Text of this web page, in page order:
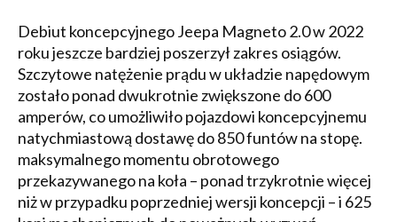
Debiut koncepcyjnego Jeepa Magneto 2.0 w 2022
roku jeszcze bardziej poszerzył zakres osiągów.
Szczytowe natężenie prądu w układzie napędowym
zostało ponad dwukrotnie zwiększone do 600
amperów, co umożliwiło pojazdowi koncepcyjnemu
natychmiastową dostawę do 850 funtów na stopę.
maksymalnego momentu obrotowego
przekazywanego na koła – ponad trzykrotnie więcej
niż w przypadku poprzedniej wersji koncepcji – i 625